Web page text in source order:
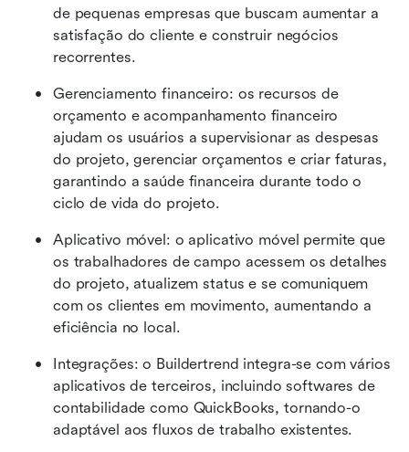
de pequenas empresas que buscam aumentar a
satisfação do cliente e construir negócios
recorrentes.
Gerenciamento financeiro: os recursos de
orçamento e acompanhamento financeiro
ajudam os usuários a supervisionar as despesas
do projeto, gerenciar orçamentos e criar faturas,
garantindo a saúde financeira durante todo o
ciclo de vida do projeto.
Aplicativo móvel: o aplicativo móvel permite que
os trabalhadores de campo acessem os detalhes
do projeto, atualizem status e se comuniquem
com os clientes em movimento, aumentando a
eficiência no local.
Integrações: o Buildertrend integra-se com vários
aplicativos de terceiros, incluindo softwares de
contabilidade como QuickBooks, tornando-o
adaptável aos fluxos de trabalho existentes.